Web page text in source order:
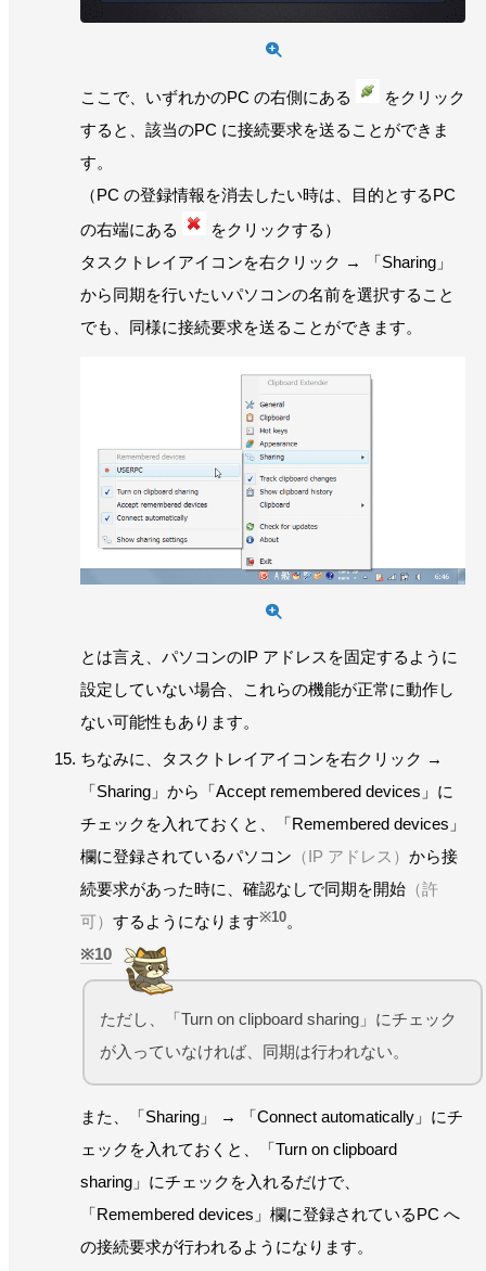
ここで、いずれかのPC の右側にある
をクリック
すると、該当のPC に接続要求を送ることができま
す。
（PC の登録情報を消去したい時は、目的とするPC
の右端にある
をクリックする）
タスクトレイアイコンを右クリック → 「Sharing」
から同期を行いたいパソコンの名前を選択すること
でも、同様に接続要求を送ることができます。
とは言え、パソコンのIP アドレスを固定するように
設定していない場合、これらの機能が正常に動作し
ない可能性もあります。
ちなみに、タスクトレイアイコンを右クリック →
「Sharing」から「Accept remembered devices」に
チェックを入れておくと、「Remembered devices」
欄に登録されているパソコン （IP アドレス） から接
続要求があった時に、確認なしで同期を開始 （許
可） するようになります※10。
10
ただし、「Turn on clipboard sharing」にチェック
が入っていなければ、同期は行われない。
また、「Sharing」 → 「Connect automatically」にチ
ェックを入れておくと、「Turn on clipboard
sharing」にチェックを入れるだけで、
「Remembered devices」欄に登録されているPC へ
の接続要求が行われるようになります。